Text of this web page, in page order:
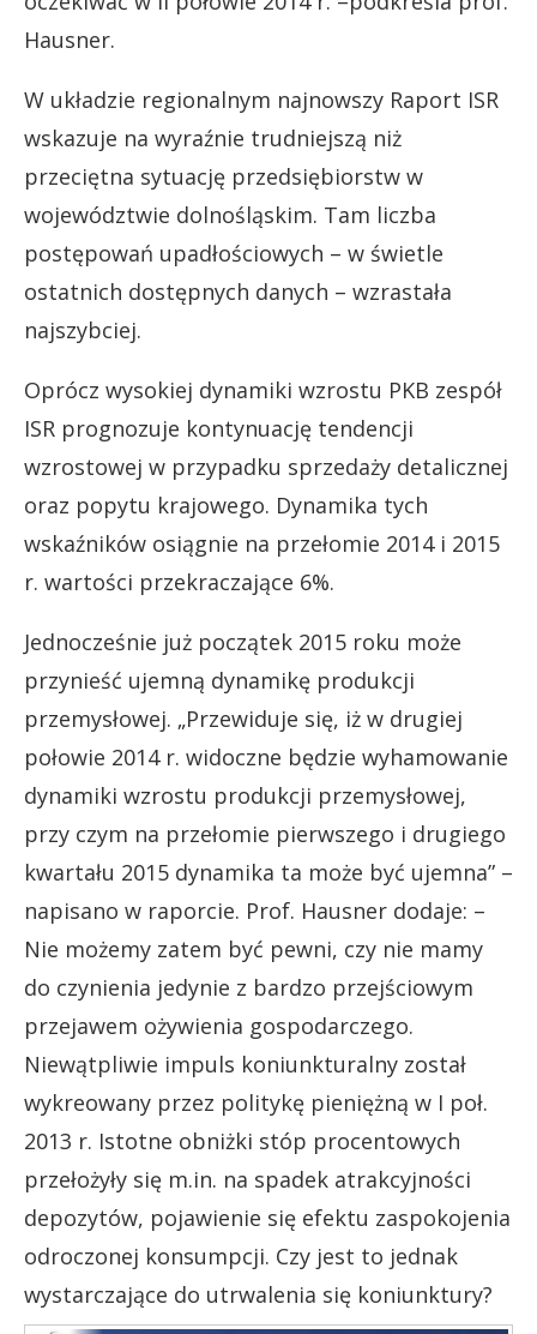
Hausner.
W układzie regionalnym najnowszy Raport ISR
wskazuje na wyraźnie trudniejszą niż
przeciętna sytuację przedsiębiorstw w
województwie dolnośląskim. Tam liczba
postępowań upadłościowych – w świetle
ostatnich dostępnych danych – wzrastała
najszybciej.
Oprócz wysokiej dynamiki wzrostu PKB zespół
ISR prognozuje kontynuację tendencji
wzrostowej w przypadku sprzedaży detalicznej
oraz popytu krajowego. Dynamika tych
wskaźników osiągnie na przełomie 2014 i 2015
r. wartości przekraczające 6%.
Jednocześnie już początek 2015 roku może
przynieść ujemną dynamikę produkcji
przemysłowej. „Przewiduje się, iż w drugiej
połowie 2014 r. widoczne będzie wyhamowanie
dynamiki wzrostu produkcji przemysłowej,
przy czym na przełomie pierwszego i drugiego
kwartału 2015 dynamika ta może być ujemna” –
napisano w raporcie. Prof. Hausner dodaje: –
Nie możemy zatem być pewni, czy nie mamy
do czynienia jedynie z bardzo przejściowym
przejawem ożywienia gospodarczego.
Niewątpliwie impuls koniunkturalny został
wykreowany przez politykę pieniężną w I poł.
2013 r. Istotne obniżki stóp procentowych
przełożyły się m.in. na spadek atrakcyjności
depozytów, pojawienie się efektu zaspokojenia
odroczonej konsumpcji. Czy jest to jednak
wystarczające do utrwalenia się koniunktury?